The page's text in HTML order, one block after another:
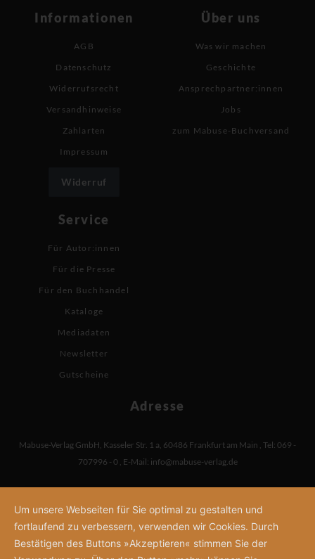
Informationen
AGB
Datenschutz
Widerrufsrecht
Versandhinweise
Zahlarten
Impressum
Widerruf
Über uns
Was wir machen
Geschichte
Ansprechpartner:innen
Jobs
zum Mabuse-Buchversand
Service
Für Autor:innen
Für die Presse
Für den Buchhandel
Kataloge
Mediadaten
Newsletter
Gutscheine
Adresse
Mabuse-Verlag GmbH Kasseler Str. 1 a 60486 Frankfurt am Main Tel: 069 -
707996 - 0 E-Mail: info@mabuse-verlag.de
Um unsere Webseiten für Sie optimal zu gestalten und
fortlaufend zu verbessern, verwenden wir Cookies. Durch
Bestätigen des Buttons »Akzeptieren« stimmen Sie der